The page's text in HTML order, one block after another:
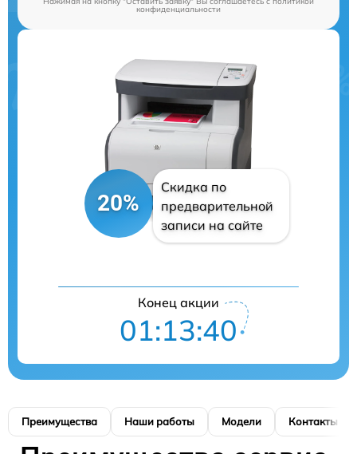
конфиденциальности
20%
Скидка по
предварительной
записи на сайте
Конец акции
01:13:40
Преимущества Наши работы Модели Контакты